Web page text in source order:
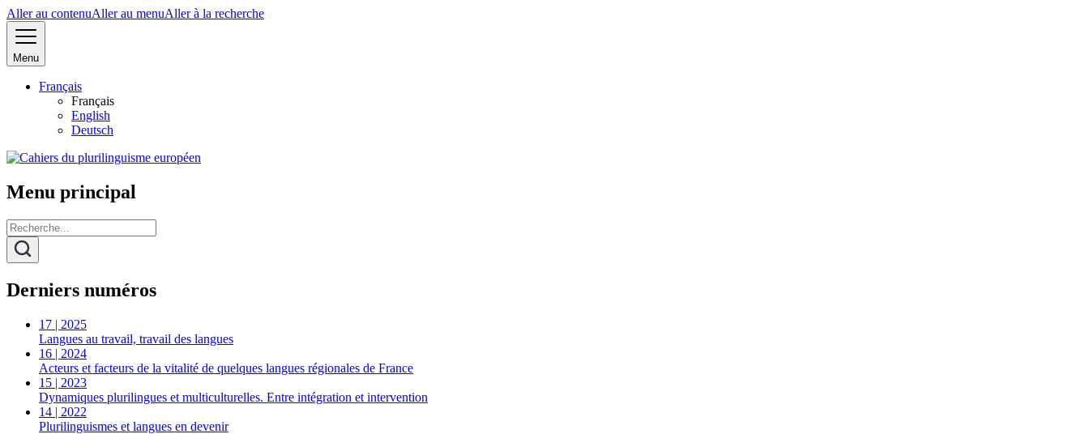
Aller au contenuAller au menuAller à la recherche
Menu
Français
Français
English
Deutsch
Menu principal
Derniers numéros
17 | 2025
Langues au travail, travail des langues
16 | 2024
Acteurs et facteurs de la vitalité de quelques langues régionales de France
15 | 2023
Dynamiques plurilingues et multiculturelles. Entre intégration et intervention
14 | 2022
Plurilinguismes et langues en devenir